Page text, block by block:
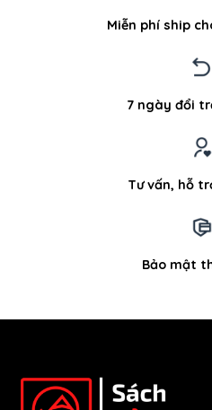
Miễn phí ship
7 ngày đổi
Tư vấn, hỗ
Bảo mật